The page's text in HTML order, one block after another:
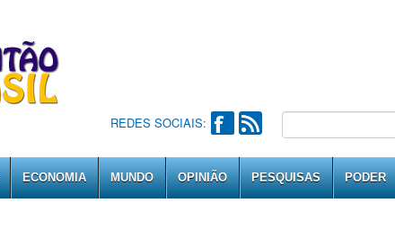
REDES SOCIAIS:
ECONOMIA MUNDO OPINIÃO PESQUISAS PODER